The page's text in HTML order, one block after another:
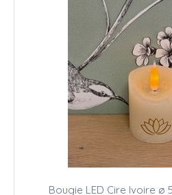
Bougie LED Cire Ivoire ø